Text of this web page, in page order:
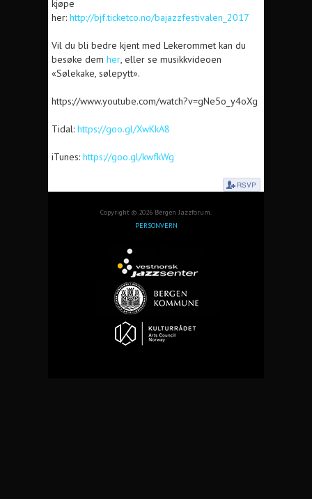
kjøpe
her: http://bjf.ticketco.no/bajazzfestivalen_2017
Vil du bli bedre kjent med Lekerommet kan du
besøke dem her, eller se musikkvideoen
«Sølekake, sølepytt».
https://www.youtube.com/watch?v=gNe5o_y4oXg
Tidal: https://goo.gl/XwKkA8
iTunes: https://goo.gl/kwfkWg
Copyright © 2026 Bergen Jazzforum.
PERSONVERN